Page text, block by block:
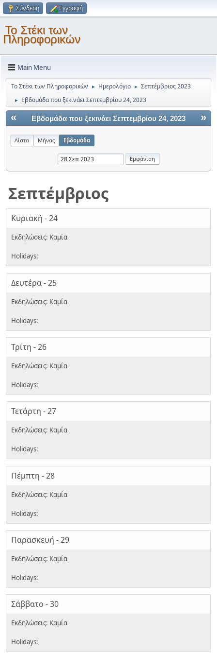
Σύνδεση Εγγραφή
Το Στέκι των
Πληροφορικών
Main Menu
Το Στέκι των Πληροφορικών ► Ημερολόγιο ► Σεπτέμβριος 2023
► Εβδομάδα που ξεκινάει Σεπτεμβρίου 24, 2023
« »
Εβδομάδα που ξεκινάει Σεπτεμβρίου 24, 2023
Λίστα Μήνας Εβδομάδα
Σεπτέμβριος
Κυριακή - 24
Δευτέρα - 25
Τρίτη - 26
Τετάρτη - 27
Πέμπτη - 28
Παρασκευή - 29
Σάββατο - 30